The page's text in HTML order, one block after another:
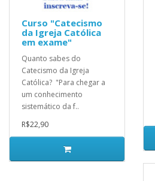
Curso "Catecismo
da Igreja Católica
em exame"
Quanto sabes do
Catecismo da Igreja
Católica? "Para chegar a
um conhecimento
sistemático da f..
R$22,90